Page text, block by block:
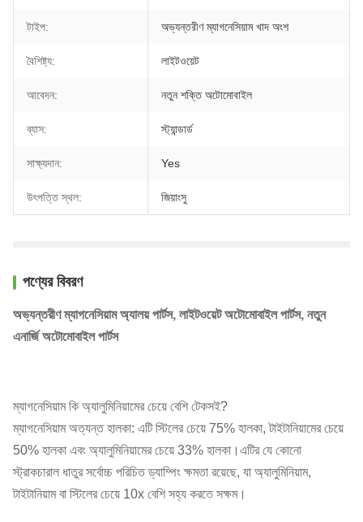
টাইপ: অভ্যন্তরীণ ম্যাগনেসিয়াম খাদ অংশ
বৈশিষ্ট্য: লাইটওয়েট
আবেদন: নতুন শক্তি অটোমোবাইল
ব্যাস: স্ট্যান্ডার্ড
সাক্ষ্যদান: Yes
উৎপত্তি স্থল: জিয়াংসু
পণ্যের বিবরণ
অভ্যন্তরীণ ম্যাগনেসিয়াম অ্যালয় পার্টস, লাইটওয়েট অটোমোবাইল পার্টস, নতুন
এনার্জি অটোমোবাইল পার্টস
ম্যাগনেসিয়াম কি অ্যালুমিনিয়ামের চেয়ে বেশি টেকসই?
ম্যাগনেসিয়াম অত্যন্ত হালকা: এটি স্টিলের চেয়ে 75% হালকা, টাইটানিয়ামের চেয়ে
50% হালকা এবং অ্যালুমিনিয়ামের চেয়ে 33% হালকা।এটির যে কোনো
স্ট্রাকচারাল ধাতুর সর্বোচ্চ পরিচিত ড্যাম্পিং ক্ষমতা রয়েছে, যা অ্যালুমিনিয়াম,
টাইটানিয়াম বা স্টিলের চেয়ে 10x বেশি সহ্য করতে সক্ষম।